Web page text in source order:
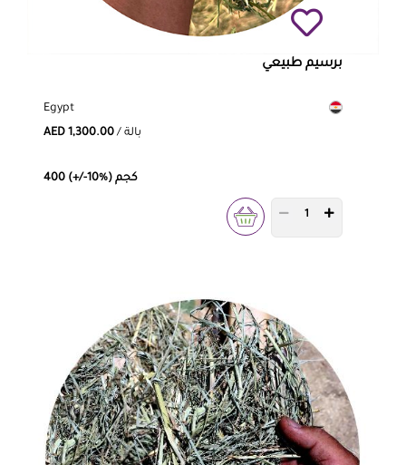
برسيم طبيعي
Egypt
AED 1,300.00
/ بالة
400 (+/-10%) كجم
PRODUCT QUANTITY